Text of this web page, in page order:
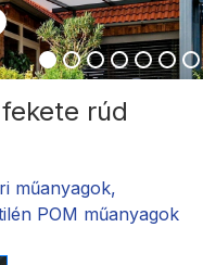
rúd
műanyagok,
POM műanyagok